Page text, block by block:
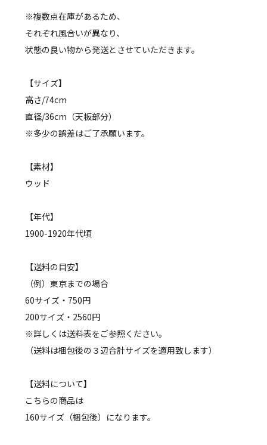
※複数点在庫があるため、
それぞれ風合いが異なり、
状態の良い物から発送とさせていただきます。
【サイズ】
高さ/74cm
直径/36cm（天板部分）
※多少の誤差はご了承願います。
【素材】
ウッド
【年代】
1900-1920年代頃
【送料の目安】
（例）東京までの場合
60サイズ・750円
200サイズ・2560円
※詳しくは送料表をご参照ください。
（送料は梱包後の３辺合計サイズを適用致します）
【送料について】
こちらの商品は
160サイズ（梱包後）になります。